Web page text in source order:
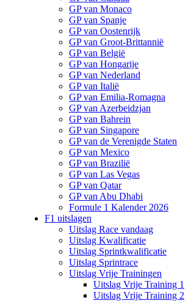
GP van Monaco
GP van Spanje
GP van Oostenrijk
GP van Groot-Brittannië
GP van België
GP van Hongarije
GP van Nederland
GP van Italië
GP van Emilia-Romagna
GP van Azerbeidzjan
GP van Bahrein
GP van Singapore
GP van de Verenigde Staten
GP van Mexico
GP van Brazilië
GP van Las Vegas
GP van Qatar
GP van Abu Dhabi
Formule 1 Kalender 2026
F1 uitslagen
Uitslag Race vandaag
Uitslag Kwalificatie
Uitslag Sprintkwalificatie
Uitslag Sprintrace
Uitslag Vrije Trainingen
Uitslag Vrije Training 1
Uitslag Vrije Training 2